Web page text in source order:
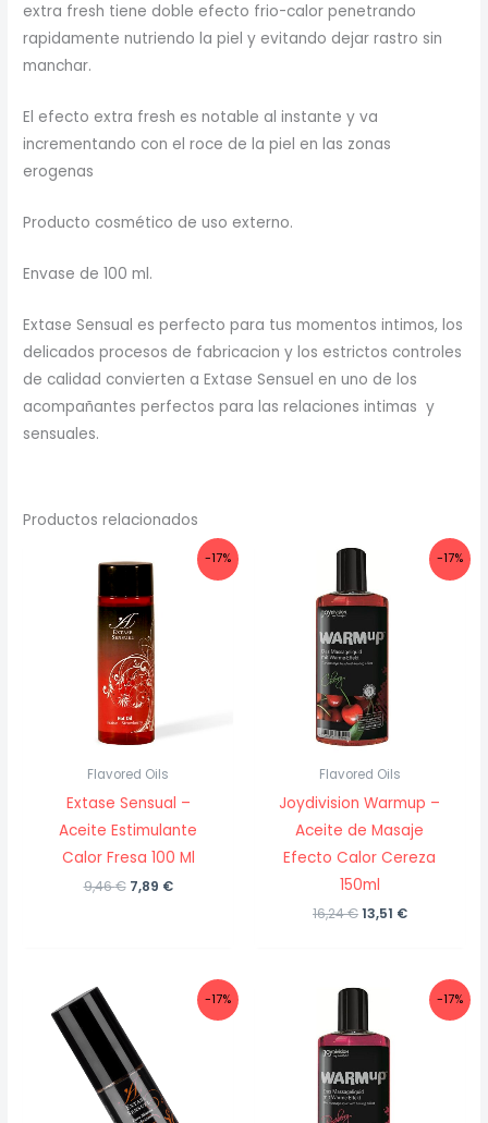
extra fresh tiene doble efecto frio-calor penetrando
rapidamente nutriendo la piel y evitando dejar rastro sin
manchar.
El efecto extra fresh es notable al instante y va
incrementando con el roce de la piel en las zonas
erogenas
Producto cosmético de uso externo.
Envase de 100 ml.
Extase Sensual es perfecto para tus momentos intimos, los
delicados procesos de fabricacion y los estrictos controles
de calidad convierten a Extase Sensuel en uno de los
acompañantes perfectos para las relaciones intimas y
sensuales.
Productos relacionados
-17%
Flavored Oils
Extase Sensual –
Aceite Estimulante
Calor Fresa 100 Ml
9,46€ El
7,89 €El
-17%
Flavored Oils
Joydivision Warmup –
Aceite de Masaje
Efecto Calor Cereza
150ml
16,24€El
13,51 €El
13,51 €.
-17% -17%